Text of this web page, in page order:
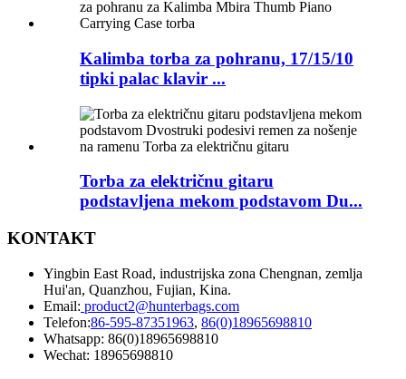
Kalimba torba za pohranu, 17/15/10
tipki palac klavir ...
Torba za električnu gitaru
podstavljena mekom podstavom Du...
KONTAKT
Yingbin East Road, industrijska zona Chengnan, zemlja
Hui'an, Quanzhou, Fujian, Kina.
Email: product2@hunterbags.com
Telefon:86-595-87351963, 86(0)18965698810
Whatsapp: 86(0)18965698810
Wechat: 18965698810